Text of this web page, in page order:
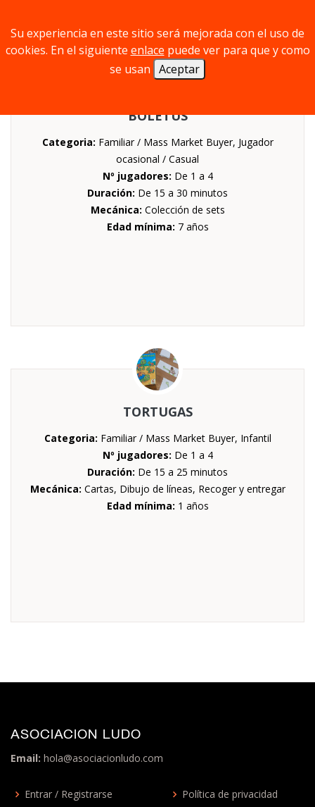
BOLETUS
Categoria: Familiar / Mass Market Buyer, Jugador
ocasional / Casual
Nº jugadores: De 1 a 4
Duración: De 15 a 30 minutos
Mecánica: Colección de sets
Edad mínima: 7 años
TORTUGAS
Categoria: Familiar / Mass Market Buyer, Infantil
Nº jugadores: De 1 a 4
Duración: De 15 a 25 minutos
Mecánica: Cartas, Dibujo de líneas, Recoger y entregar
Edad mínima: 1 años
ASOCIACION LUDO
Email: hola@asociacionludo.com
Entrar / Registrarse Política de privacidad
Su experiencia en este sitio será mejorada con el uso de
cookies. En el siguiente enlace puede ver para que y como
se usan Aceptar